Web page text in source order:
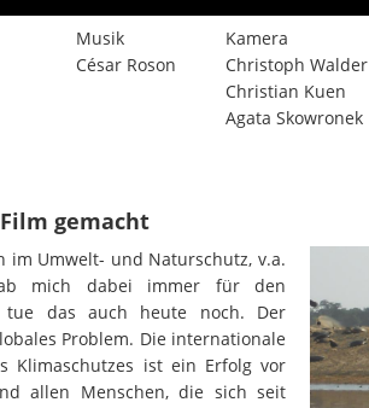
Musik
César Roson
Kamera
Christoph Walder
Christian Kuen
Agata Skowronek
gemacht
im Umwelt- und Naturschutz, v.a.
mich dabei immer für den
tue das auch heute noch. Der
Problem. Die internationale
Klimaschutzes ist ein Erfolg vor
allen Menschen, die sich seit